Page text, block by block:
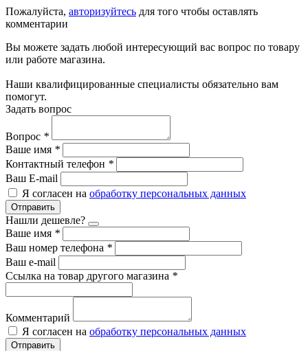
Пожалуйста, авторизуйтесь для того чтобы оставлять
комментарии
Вы можете задать любой интересующий вас вопрос по товару
или работе магазина.
Наши квалифицированные специалисты обязательно вам
помогут.
Задать вопрос
Вопрос *
Ваше имя *
Контактный телефон *
Ваш E-mail
Я согласен на обработку персональных данных
Отправить
Нашли дешевле?
Ваше имя *
Ваш номер телефона *
Ваш e-mail
Ссылка на товар другого магазина *
Комментарий
Я согласен на обработку персональных данных
Отправить